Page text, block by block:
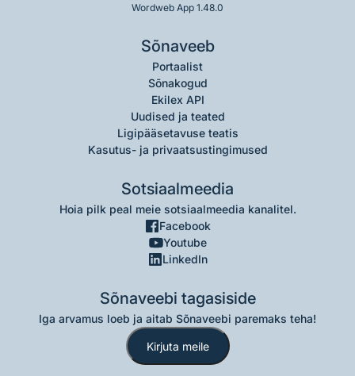
Wordweb App 1.48.0
Sõnaveeb
Portaalist
Sõnakogud
Ekilex API
Uudised ja teated
Ligipääsetavuse teatis
Kasutus- ja privaatsustingimused
Sotsiaalmeedia
Hoia pilk peal meie sotsiaalmeedia kanalitel.
Facebook
Youtube
LinkedIn
Sõnaveebi tagasiside
Iga arvamus loeb ja aitab Sõnaveebi paremaks teha!
Kirjuta meile